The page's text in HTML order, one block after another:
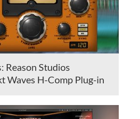
Reason Studios
Waves H-Comp Plug-in